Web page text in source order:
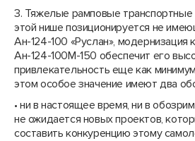
3. Тяжелые рамповые
этой нише позиционируется не
Ан-124-100 «Руслан», модернизация
Ан-124-100М-150 обеспечит его
привлекательность еще как
этом особое значение имеют два
• ни в настоящее время, ни в
не ожидается новых проектов,
составить конкуренцию этому